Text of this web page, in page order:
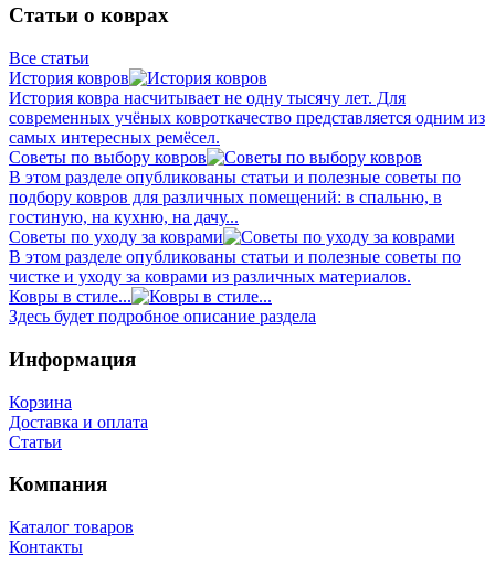
Статьи о коврах
Все статьи
История ковров
История ковра насчитывает не одну тысячу лет. Для
современных учёных ковроткачество представляется одним из
самых интересных ремёсел.
Советы по выбору ковров
В этом разделе опубликованы статьи и полезные советы по
подбору ковров для различных помещений: в спальню, в
гостиную, на кухню, на дачу...
Советы по уходу за коврами
В этом разделе опубликованы статьи и полезные советы по
чистке и уходу за коврами из различных материалов.
Ковры в стиле...
Здесь будет подробное описание раздела
Информация
Корзина
Доставка и оплата
Статьи
Компания
Каталог товаров
Контакты